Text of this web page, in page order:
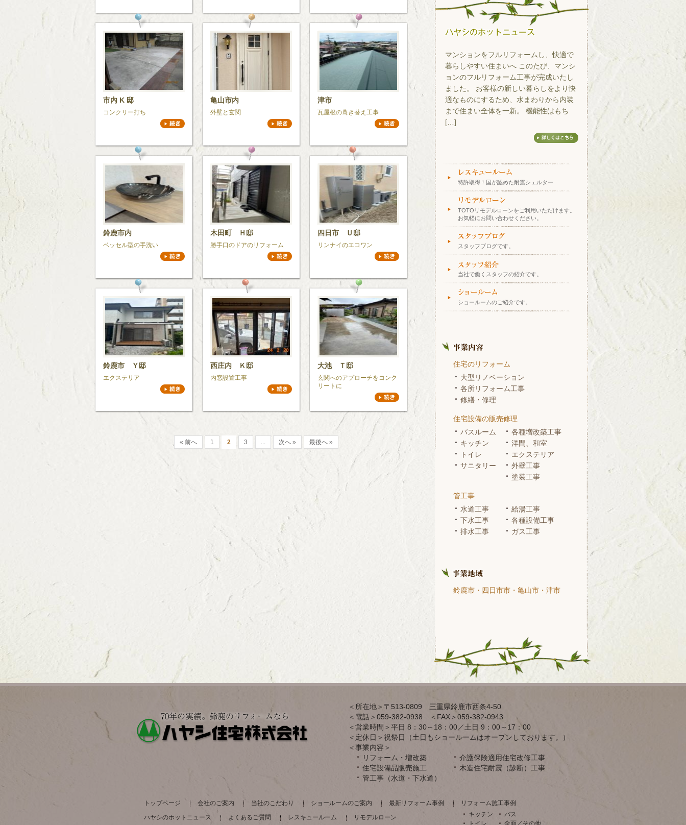
市内 K 邸
コンクリー打ち
亀山市内
外壁と玄関
津市
瓦屋根の葺き替え工事
鈴鹿市内
ベッセル型の手洗い
木田町 Ｈ邸
勝手口のドアのリフォーム
四日市 Ｕ邸
リンナイのエコワン
鈴鹿市 Ｙ邸
エクステリア
西庄内 Ｋ邸
内窓設置工事
大池 Ｔ邸
玄関へのアプローチをコンク
リートに
« 前へ 1 2 3 ... 次へ » 最後へ »
マンションをフルリフォームし、快適で
暮らしやすい住まいへ このたび、マンシ
ョンのフルリフォーム工事が完成いたし
ました。 お客様の新しい暮らしをより快
適なものにするため、水まわりから内装
まで住まい全体を一新。 機能性はもち
[…]
特許取得！国が認めた耐震シェルター
TOTOリモデルローンをご利用いただけます。
お気軽にお問い合わせください。
スタッフブログです。
当社で働くスタッフの紹介です。
ショールームのご紹介です。
住宅のリフォーム
大型リノベーション
各所リフォーム工事
修繕・修理
住宅設備の販売修理
バスルーム
キッチン
トイレ
サニタリー
各種増改築工事
洋間、和室
エクステリア
外壁工事
塗装工事
管工事
水道工事
下水工事
排水工事
給湯工事
各種設備工事
ガス工事
鈴鹿市・四日市市・亀山市・津市
＜所在地＞〒513-0809 三重県鈴鹿市西条4-50
＜電話＞059-382-0938 ＜FAX＞059-382-0943
＜営業時間＞平日 8：30～18：00／土日 9：00～17：00
＜定休日＞祝祭日（土日もショールームはオープンしております。）
＜事業内容＞
リフォーム・増改築
介護保険適用住宅改修工事
住宅設備品販売施工
木造住宅耐震（診断）工事
管工事（水道・下水道）
トップページ 会社のご案内 当社のこだわり ショールームのご案内 最新リフォーム事例
リフォーム施工事例
キッチン
バス
トイレ
全面／その他
ハヤシのホットニュース よくあるご質問 レスキュールーム リモデルローン